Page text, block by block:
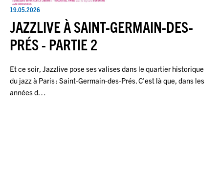
19.05.2026
JAZZLIVE À SAINT-GERMAIN-DES-
PRÉS - PARTIE 2
Et ce soir, Jazzlive pose ses valises dans le quartier historique
du jazz à Paris : Saint-Germain-des-Prés. C’est là que, dans les
années d…